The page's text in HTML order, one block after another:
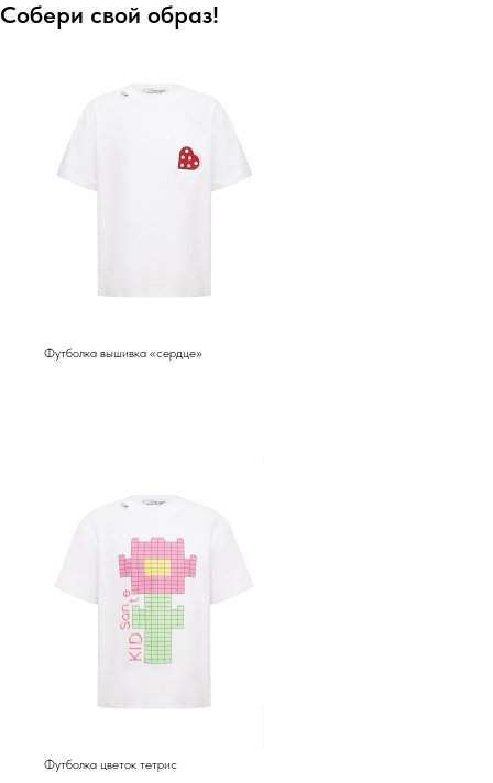
Собери свой образ!
Футболка вышивка «сердце»
Футболка цветок тетрис